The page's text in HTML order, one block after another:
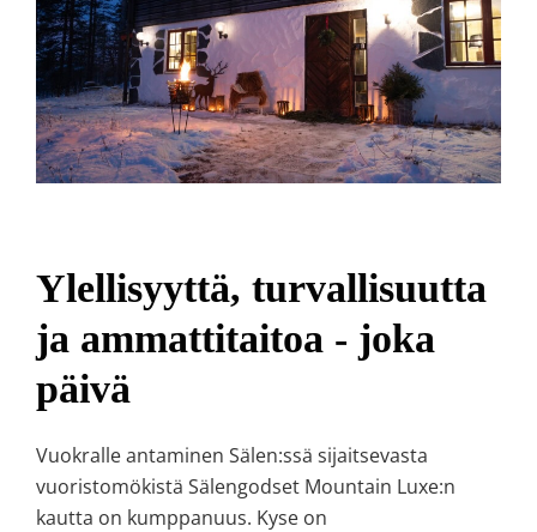
Ylellisyyttä, turvallisuutta
ja ammattitaitoa - joka
päivä
Vuokralle antaminen Sälen:ssä sijaitsevasta
vuoristomökistä Sälengodset Mountain Luxe:n
kautta on kumppanuus. Kyse on